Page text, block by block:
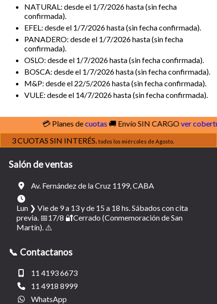
NATURAL: desde el 1/7/2026 hasta (sin fecha
confirmada).
EFEL: desde el 1/7/2026 hasta (sin fecha confirmada).
PANADERO: desde el 1/7/2026 hasta (sin fecha
confirmada).
OSLO: desde el 1/7/2026 hasta (sin fecha confirmada).
BOSCA: desde el 1/7/2026 hasta (sin fecha confirmada).
M&P: desde el 22/5/2026 hasta (sin fecha confirmada).
VULE: desde el 14/7/2026 hasta (sin fecha confirmada).
💳 Planes decuotas🚚 Envío SIN CARGOver cobertura
3 CUOTAS SIN INTERÉS. todos los miércoles de Agosto.
Salón de ventas
Av. Fernández de la Cruz 1199, CABA
Lun ❯ Vie de 9 a 13 y de 15 a 18 hs. Sábados con cita
previa. 📅17/8 🔐Cerrado (Conmemoración de San
Martín). ⚠️
📞 Contactanos
11 4193 6673
11 4918 8999
WhatsApp